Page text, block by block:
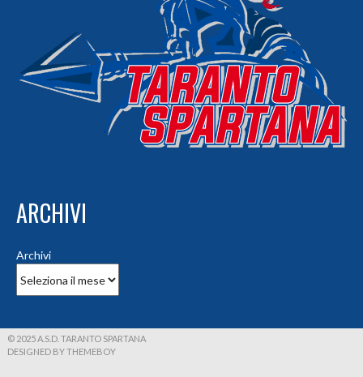
ARCHIVI
Archivi
© 2025 A.S.D. TARANTO SPARTANA
DESIGNED BY THEMEBOY